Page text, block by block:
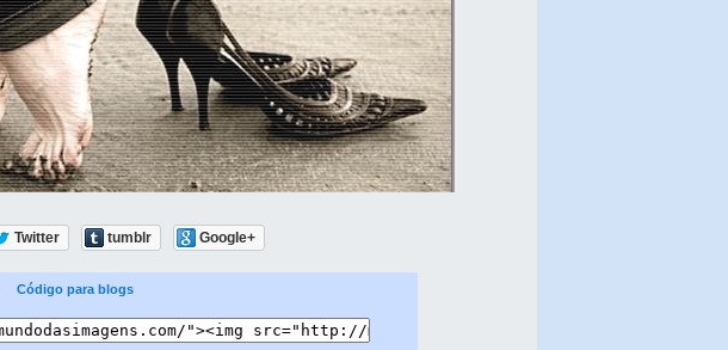
Twitter tumblr Google+
Código para blogs